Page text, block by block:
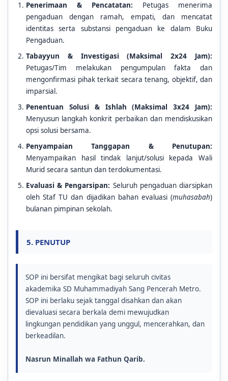
Penerimaan & Pencatatan: Petugas menerima
pengaduan dengan ramah, empati, dan mencatat
identitas serta substansi pengaduan ke dalam Buku
Pengaduan.
Tabayyun & Investigasi (Maksimal 2x24 Jam):
Petugas/Tim melakukan pengumpulan fakta dan
mengonfirmasi pihak terkait secara tenang, objektif, dan
imparsial.
Penentuan Solusi & Ishlah (Maksimal 3x24 Jam):
Menyusun langkah konkrit perbaikan dan mendiskusikan
opsi solusi bersama.
Penyampaian Tanggapan & Penutupan:
Menyampaikan hasil tindak lanjut/solusi kepada Wali
Murid secara santun dan terdokumentasi.
Evaluasi & Pengarsipan: Seluruh pengaduan diarsipkan
oleh Staf TU dan dijadikan bahan evaluasi (muhasabah)
bulanan pimpinan sekolah.
5. PENUTUP
SOP ini bersifat mengikat bagi seluruh civitas
akademika SD Muhammadiyah Sang Pencerah Metro.
SOP ini berlaku sejak tanggal disahkan dan akan
dievaluasi secara berkala demi mewujudkan
lingkungan pendidikan yang unggul, mencerahkan, dan
berkeadilan.
Nasrun Minallah wa Fathun Qarib.